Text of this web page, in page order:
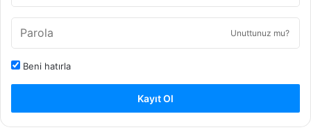
Unuttunuz mu?
Beni hatırla
Kayıt Ol